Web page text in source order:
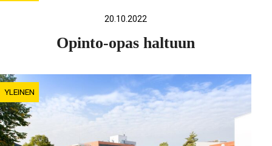
20.10.2022
Opinto-opas haltuun
YLEINEN